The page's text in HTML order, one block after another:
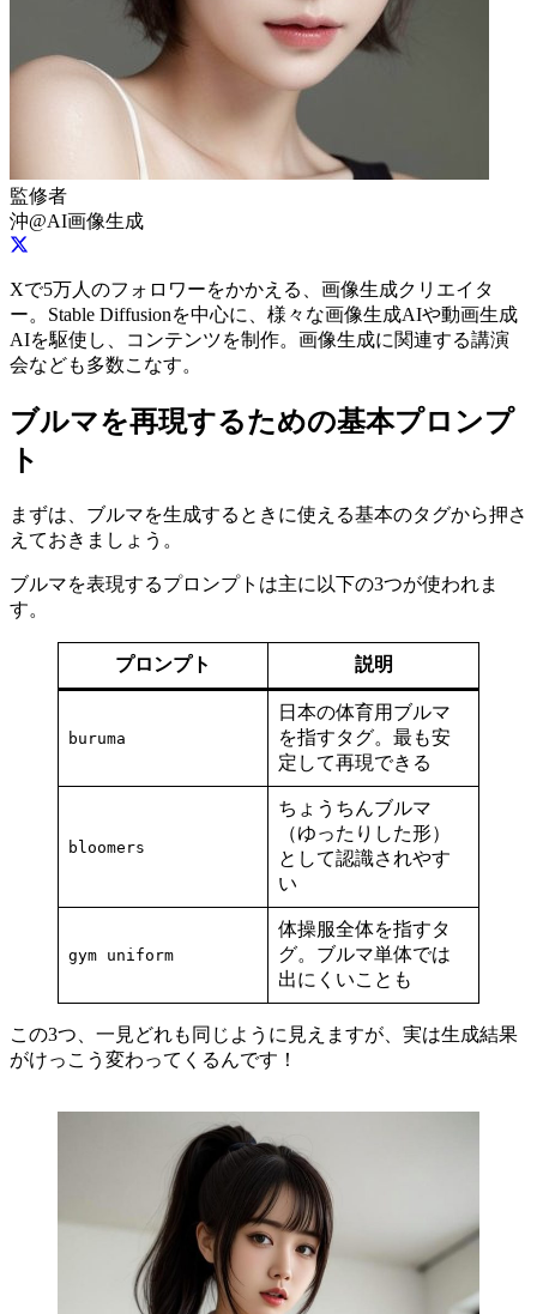
監修者
沖@AI画像生成
Xで5万人のフォロワーをかかえる、画像生成クリエイタ
ー。Stable Diffusionを中心に、様々な画像生成AIや動画生成
AIを駆使し、コンテンツを制作。画像生成に関連する講演
会なども多数こなす。
ブルマを再現するための基本プロンプ
ト
まずは、ブルマを生成するときに使える基本のタグから押さ
えておきましょう。
ブルマを表現するプロンプトは主に以下の3つが使われま
す。
プロンプト 説明
buruma
日本の体育用ブルマ
を指すタグ。最も安
定して再現できる
bloomers
ちょうちんブルマ
（ゆったりした形）
として認識されやす
い
gym uniform
体操服全体を指すタ
グ。ブルマ単体では
出にくいことも
この3つ、一見どれも同じように見えますが、実は生成結果
がけっこう変わってくるんです！